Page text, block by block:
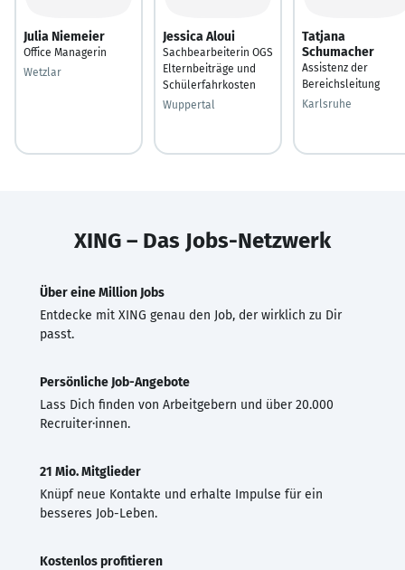
Julia Niemeier
Office Managerin
Wetzlar
Jessica Aloui
Sachbearbeiterin OGS
Elternbeiträge und
Schülerfahrkosten
Wuppertal
Tatjana
Schumacher
Assistenz der
Bereichsleitung
Karlsruhe
XING – Das Jobs-Netzwerk
Über eine Million Jobs
Entdecke mit XING genau den Job, der wirklich zu Dir
passt.
Persönliche Job-Angebote
Lass Dich finden von Arbeitgebern und über 20.000
Recruiter·innen.
21 Mio. Mitglieder
Knüpf neue Kontakte und erhalte Impulse für ein
besseres Job-Leben.
Kostenlos profitieren